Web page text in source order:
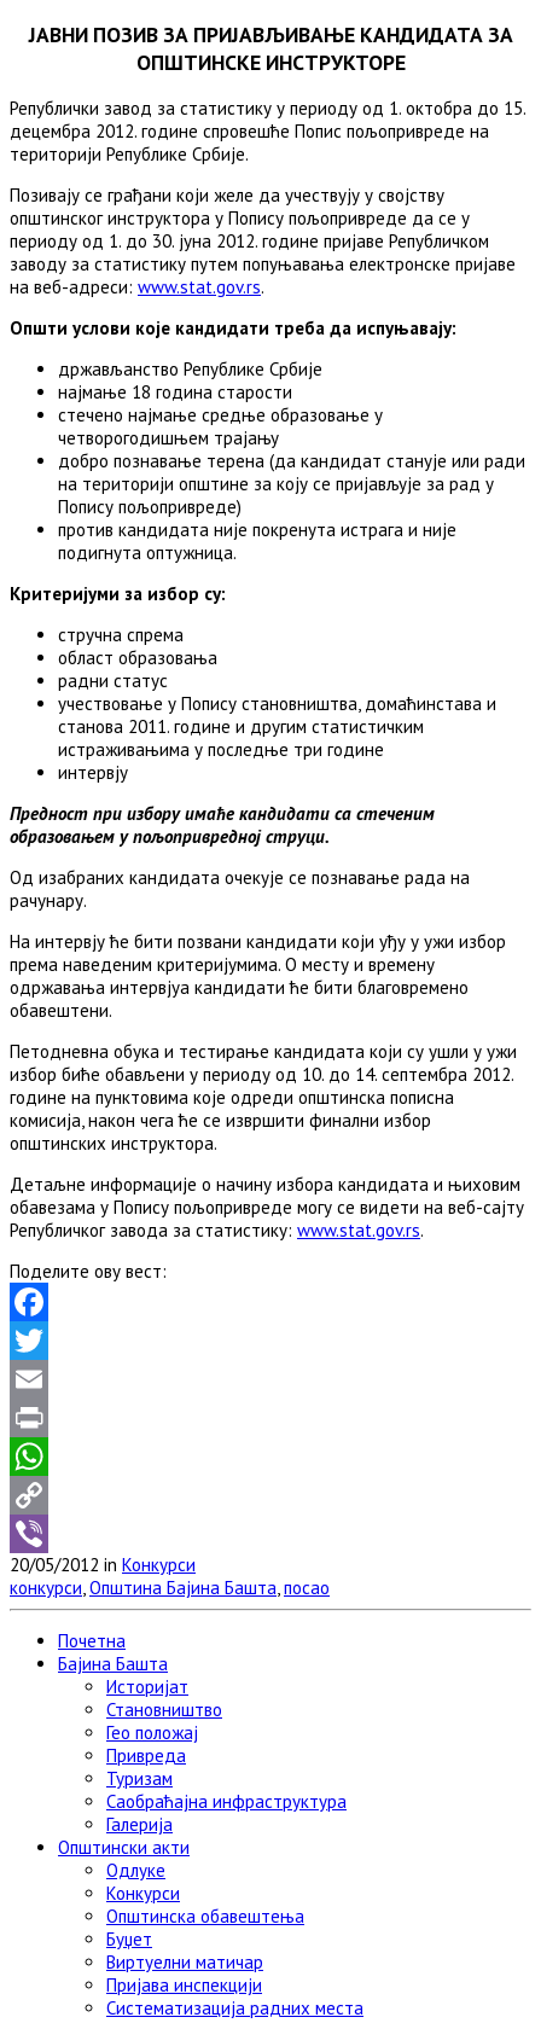
ЈАВНИ ПОЗИВ ЗА ПРИЈАВЉИВАЊЕ КАНДИДАТА ЗА
ОПШТИНСКЕ ИНСТРУКТОРЕ
Републички завод за статистику у периоду од 1. октобра до 15.
децембра 2012. године спровешће Попис пољопривреде на
територији Републике Србије.
Позивају се грађани који желе да учествују у својству
општинског инструктора у Попису пољопривреде да се у
периоду од 1. до 30. јуна 2012. године пријаве Републичком
заводу за статистику путем попуњавања електронске пријаве
на веб-адреси: www.stat.gov.rs.
Општи услови које кандидати треба да испуњавају:
држављанство Републике Србије
најмање 18 година старости
стечено најмање средње образовање у
четворогодишњем трајању
добро познавање терена (да кандидат станује или ради
на територији општине за коју се пријављује за рад у
Попису пољопривреде)
против кандидата није покренута истрага и није
подигнута оптужница.
Критеријуми за избор су:
стручна спрема
област образовања
радни статус
учествовање у Попису становништва, домаћинстава и
станова 2011. године и другим статистичким
истраживањима у последње три године
интервју
Предност при избору имаће кандидати са стеченим
образовањем у пољопривредној струци.
Од изабраних кандидата очекује се познавање рада на
рачунару.
На интервју ће бити позвани кандидати који уђу у ужи избор
према наведеним критеријумима. О месту и времену
одржавања интервјуа кандидати ће бити благовремено
обавештени.
Петодневна обука и тестирање кандидата који су ушли у ужи
избор биће обављени у периоду од 10. до 14. септембра 2012.
године на пунктовима које одреди општинска пописна
комисија, након чега ће се извршити финални избор
општинских инструктора.
Детаљне информације о начину избора кандидата и њиховим
обавезама у Попису пољопривреде могу се видети на веб-сајту
Републичког завода за статистику: www.stat.gov.rs.
Поделите ову вест:
Facebook
Twitter
Email
Print
WhatsApp
Copy
Link
Viber
20/05/2012 in Конкурси
конкурси,Општина Бајина Башта,посао
Почетна
Бајина Башта
Историјат
Становништво
Гео положај
Привреда
Туризам
Саобраћајна инфраструктура
Галерија
Општински акти
Одлуке
Конкурси
Општинска обавештења
Буџет
Виртуелни матичар
Пријава инспекцији
Систематизација радних места